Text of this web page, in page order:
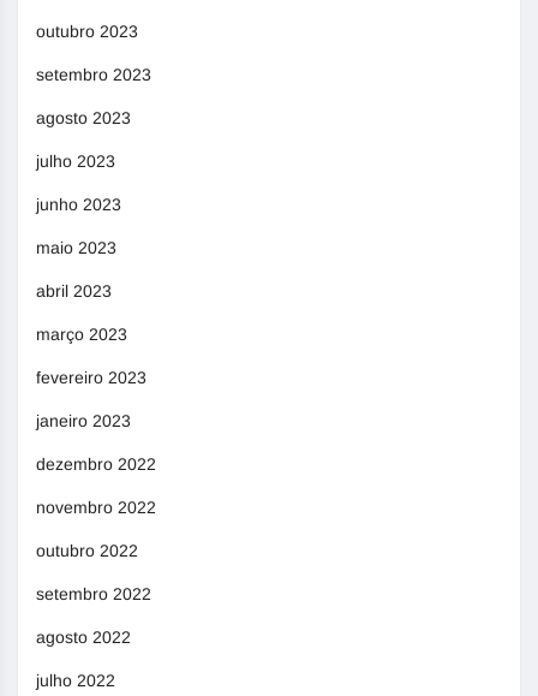
outubro 2023
setembro 2023
agosto 2023
julho 2023
junho 2023
maio 2023
abril 2023
março 2023
fevereiro 2023
janeiro 2023
dezembro 2022
novembro 2022
outubro 2022
setembro 2022
agosto 2022
julho 2022